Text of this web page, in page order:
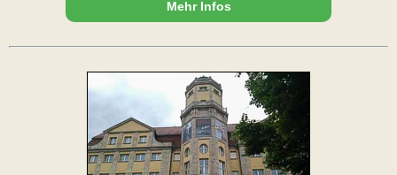
Mehr Infos